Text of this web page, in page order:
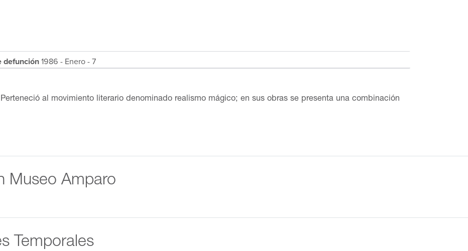
defunción 1986 - Enero - 7
al movimiento literario denominado realismo mágico; en sus obras se presenta una combinación
en escenarios americanos, y sus personajes representan y reflejan el tipismo del lugar, con sus
archivista; después se convirtió en agente de inmigración, desempeñando esta labor de 1936 a 1946. A
fotográfica, en la que realizó notables composiciones. Trabajó para la compañía Goodrich-Euzkadi de
a 1957 fue colaborador de la Comisión del Papaloapan y editor en el Instituto Nacional Indigenista en la
el cuento ¡Diles que no me maten! y en 1953 el Fondo de Cultura Económica integró El llano en llamas (al
hispánica y aun de toda la literatura; fue traducida a varios idiomas: alemán, sueco, inglés, francés,
Museo Amparo
Temporales